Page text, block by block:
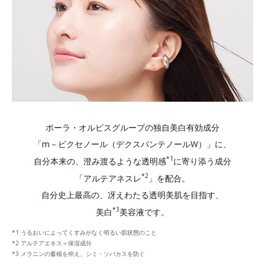
ポーラ・オルビスグループの独自美白有効成分
「m－ピクセノール（デクスパンテノールW）」に、
自分本来の、澄み渡るような透明感*1 に寄り添う成分
「アルテアネスレ*2 」を配合。
自分史上最高の、冴えわたる透明美肌を目指す、
美白*3美容液です。
うるおいによってくすみがなく明るい肌状態のこと
アルテアエキス＝保湿成分
メラニンの蓄積を抑え、シミ・ソバカスを防ぐ